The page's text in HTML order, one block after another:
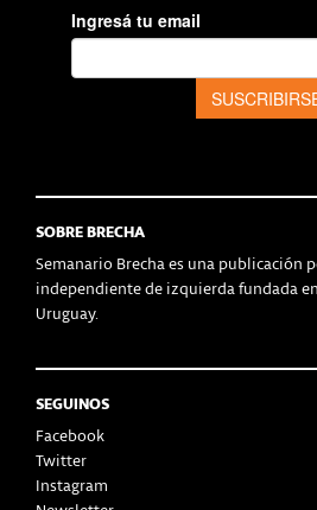
SOBRE BRECHA
Semanario Brecha es una publicación
independiente de izquierda fundada
Uruguay.
SEGUINOS
Facebook
Twitter
Instagram